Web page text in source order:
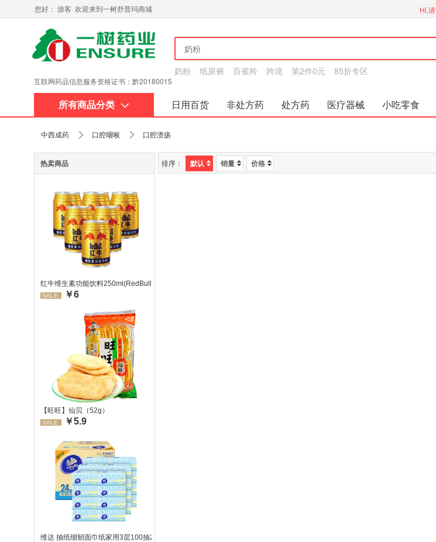
您好： 游客 欢迎来到一树舒普玛商城 Hi,请
互联网药品信息服务资格证书：黔20180015
奶粉 纸尿裤 百雀羚 跨境 第2件0元 85折专区
所有商品分类 日用百货 非处方药 处方药 医疗器械 小吃零食
中西成药 口腔咽喉 口腔溃疡
热卖商品
红牛维生素功能饮料250ml(RedBull/红牛)
SALE: ￥6
【旺旺】仙贝（52g）
SALE: ￥5.9
维达 抽纸细韧面巾纸家用3层100抽24包/箱 超值装 偏远地区不发货偏远地区:(含新疆、西藏、内蒙古、宁夏、海南、青海)不发货
排序： 默认 销量 价格